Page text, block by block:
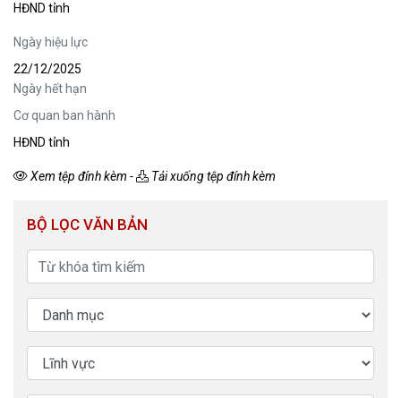
HĐND tỉnh
Ngày hiệu lực
22/12/2025
Ngày hết hạn
Cơ quan ban hành
HĐND tỉnh
Xem tệp đính kèm - Tải xuống tệp đính kèm
BỘ LỌC VĂN BẢN